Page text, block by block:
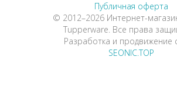
Публичная оферта
© 2012–2026 Интернет-
Tupperware. Все права
Разработка и продвижение
SEONIC.TOP